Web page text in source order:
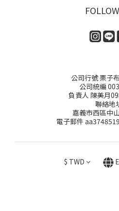
公司行號 栗子
公司統編
負責人 陳美月
聯絡地
嘉義市西區中
電子郵件
$ TWD